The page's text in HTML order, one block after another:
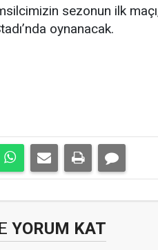
sezonun ilk
oynanacak.
YORUM KAT